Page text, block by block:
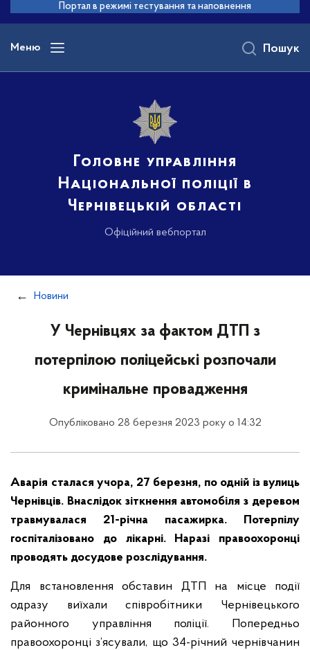
основного
вмісту
Портал в режимі тестування та наповнення
Меню
Головне управління
Національної поліції в
Чернівецькій області
Офіційний вебпортал
Пошук
Новини
У Чернівцях за фактом ДТП з
потерпілою поліцейські розпочали
кримінальне провадження
Опубліковано 28 березня 2023 року о 14:32
Аварія сталася учора, 27 березня, по одній із вулиць
Чернівців. Внаслідок зіткнення автомобіля з деревом
травмувалася 21-річна пасажирка. Потерпілу
госпіталізовано до лікарні. Наразі правоохоронці
проводять досудове розслідування.
Для встановлення обставин ДТП на місце події
одразу виїхали співробітники Чернівецького
районного управління поліції. Попередньо
правоохоронці з’ясували, що 34-річний чернівчанин